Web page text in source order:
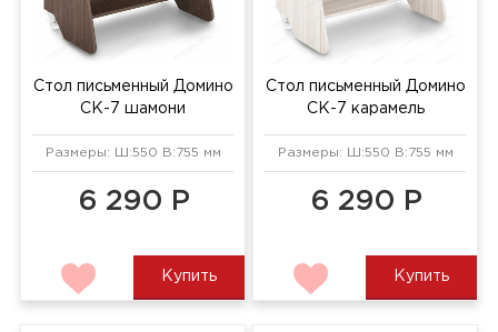
Стол письменный Домино
СК-7 шамони
Размеры: Ш:550 В:755 мм
6 290 Р
Купить
Стол письменный Домино
СК-7 карамель
Размеры: Ш:550 В:755 мм
6 290 Р
Купить